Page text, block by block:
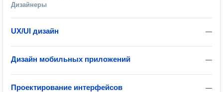
Дизайнеры
—
UX/UI дизайн
—
Дизайн мобильных приложений
—
Проектирование интерфейсов